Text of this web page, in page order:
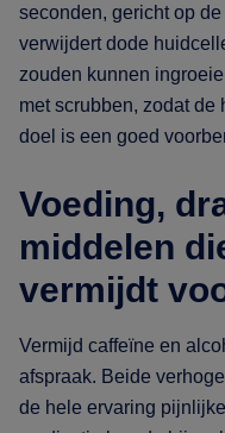
seconden, gericht op
verwijdert dode
zouden kunnen
met scrubben, zodat de
doel is een goed
Voeding,
middelen
vermijdt
Vermijd caffeïne en
afspraak. Beide
de hele ervaring